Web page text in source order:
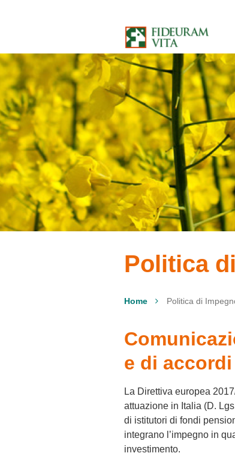
Politica
Home Politica di
e di
La Direttiva europea
attuazione in Italia (D.
di istitutori di fondi
integrano l’impegno in
investimento.